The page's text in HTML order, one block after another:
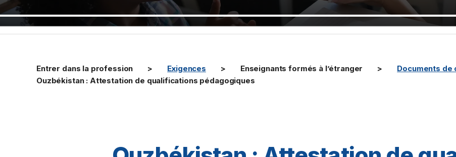
Entrer dans la profession Exigences Enseignants formés à l’étranger
Documents de
Ouzbékistan : Attestation de qualifications pédagogiques